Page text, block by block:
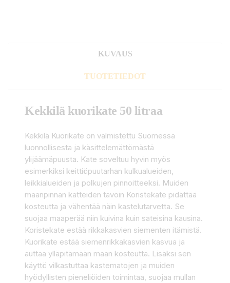
KUVAUS
TUOTETIEDOT
Kekkilä kuorikate 50 litraa
Kekkilä Kuorikate on valmistettu Suomessa
luonnollisesta ja käsittelemättömästä
ylijäämäpuusta. Kate soveltuu hyvin myös
esimerkiksi keittiöpuutarhan kulkualueiden,
leikkialueiden ja polkujen pinnoitteeksi. Muiden
maanpinnan katteiden tavoin Koristekate pidättää
kosteutta ja vähentää näin kastelutarvetta. Se
suojaa maaperää niin kuivina kuin sateisina kausina.
Koristekate estää rikkakasvien siementen itämistä.
Kuorikate estää siemenrikkakasvien kasvua ja
auttaa ylläpitämään maan kosteutta. Lisäksi sen
käyttö vilkastuttaa kastematojen ja muiden
hyödyllisten pieneliöiden toimintaa, suojaa mullan